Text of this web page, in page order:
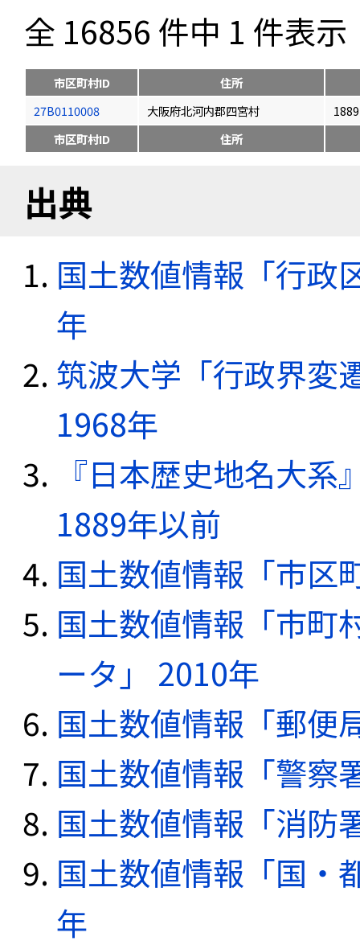
全 16856 件中 1 件表示
市区町村ID
住所
27B0110008
大阪府北河内郡四宮村
市区町村ID
住所
出典
国土数値情報「行政
年
筑波大学「行政界変
1968年
『日本歴史地名大
1889年以前
国土数値情報「市区
国土数値情報「市町
ータ」 2010年
国土数値情報「郵便
国土数値情報「警察
国土数値情報「消防
国土数値情報「国・
年